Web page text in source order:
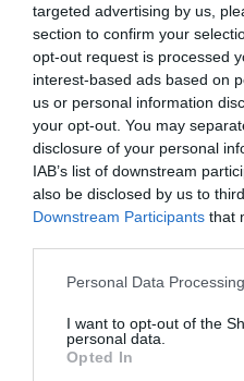
targeted advertising by us,
section to confirm your
opt-out request is processed
interest-based ads based on
us or personal information
your opt-out. You may
disclosure of your personal
IAB’s list of downstream
also be disclosed by us to
Downstream Participants that
Please note that this website/
not limited to your visit or
grant or deny consent to
use your data for below
Personal Data
I want to opt-out of the
personal data.
Opted In
Ο συγγραφέας
βιβλιοπωλείο
Κυριακή 9
πριν 3 ημέρες